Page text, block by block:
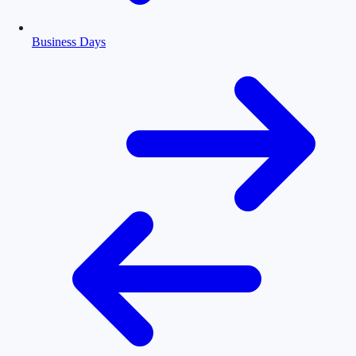
Business Days